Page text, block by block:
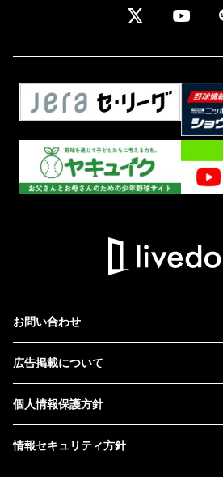
お問い合わせ
広告掲載について
個人情報保護方針
情報セキュリティ方針